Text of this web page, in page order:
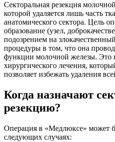
Секторальная резекция
которой удаляется лишь часть
анатомического сектора. Цель
образование (узел,
подозрением на
процедуры в том, что она
функции молочной железы. Это
хирургического лечения,
позволяет избежать удаления
Когда назначают
резекцию?
Операция в «Медлюксе» может
следующих случаях: